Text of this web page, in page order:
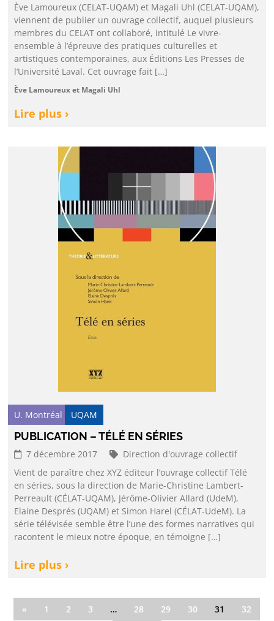
Ève Lamoureux (CELAT-UQAM) et Magali Uhl (CELAT-UQAM),
viennent de publier un ouvrage collectif, auquel plusieurs
membres du CELAT ont collaboré, intitulé Le vivre-
ensemble à l’épreuve des pratiques culturelles et
artistiques contemporaines, aux Éditions Les Presses de
l’Université Laval. Cet ouvrage fait […]
Ève Lamoureux et Magali Uhl
Lire plus ›
U. Montréal UQAM
PUBLICATION – TÉLÉ EN SÉRIES
7 décembre 2017
Direction d'ouvrage collectif
Vient de paraître chez XYZ éditeur l’ouvrage collectif Télé
en séries, sous la direction de Marie-Christine Lambert-
Perreault (CÉLAT-UQAM), Jérôme-Olivier Allard (UdeM),
Elaine Després (UQAM) et Simon Harel (CÉLAT-UdeM). La
série télévisée semble être l’une des formes narratives qui
racontent le mieux notre époque, en témoigne […]
Lire plus ›
« 1 2 3 … 28 29 30 31 32